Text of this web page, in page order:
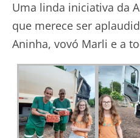
Uma linda iniciativa da
que merece ser
Aninha, vovó Marli e a